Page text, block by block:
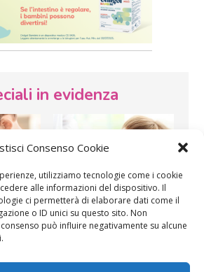
Consenso Cookie
utilizziamo tecnologie come i cookie
alle informazioni del dispositivo. Il
ci permetterà di elaborare dati come il
o ID unici su questo sito. Non
può influire negativamente su alcune
in evidenza
SOS Pediatra